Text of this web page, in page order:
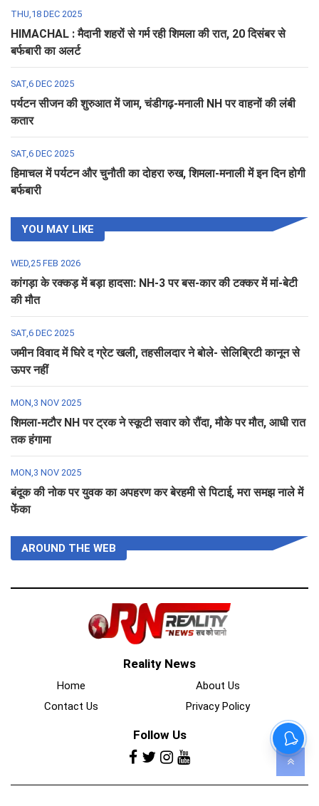
THU,18 DEC 2025
HIMACHAL : मैदानी शहरों से गर्म रही शिमला की रात, 20 दिसंबर से
बर्फबारी का अलर्ट
SAT,6 DEC 2025
पर्यटन सीजन की शुरुआत में जाम, चंडीगढ़-मनाली NH पर वाहनों की लंबी
कतार
SAT,6 DEC 2025
हिमाचल में पर्यटन और चुनौती का दोहरा रुख, शिमला-मनाली में इन दिन होगी
बर्फबारी
YOU MAY LIKE
WED,25 FEB 2026
कांगड़ा के रक्कड़ में बड़ा हादसा: NH-3 पर बस-कार की टक्कर में मां-बेटी
की मौत
SAT,6 DEC 2025
जमीन विवाद में घिरे द ग्रेट खली, तहसीलदार ने बोले- सेलिब्रिटी कानून से
ऊपर नहीं
MON,3 NOV 2025
शिमला-मटौर NH पर ट्रक ने स्कूटी सवार को रौंदा, मौके पर मौत, आधी रात
तक हंगामा
MON,3 NOV 2025
बंदूक की नोक पर युवक का अपहरण कर बेरहमी से पिटाई, मरा समझ नाले में
फेंका
AROUND THE WEB
Reality News
Home
About Us
Contact Us
Privacy Policy
Follow Us